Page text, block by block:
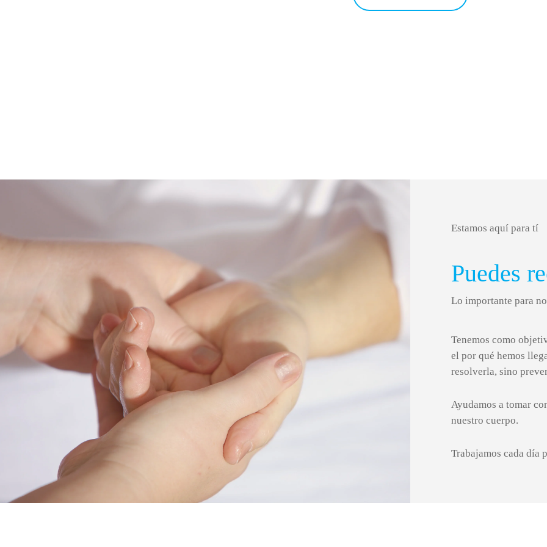
Estamos aquí para tí
Puedes
Lo importante para
Tenemos como
el por qué hemos
resolverla, sino
Ayudamos a tomar
nuestro cuerpo.
Trabajamos cada día